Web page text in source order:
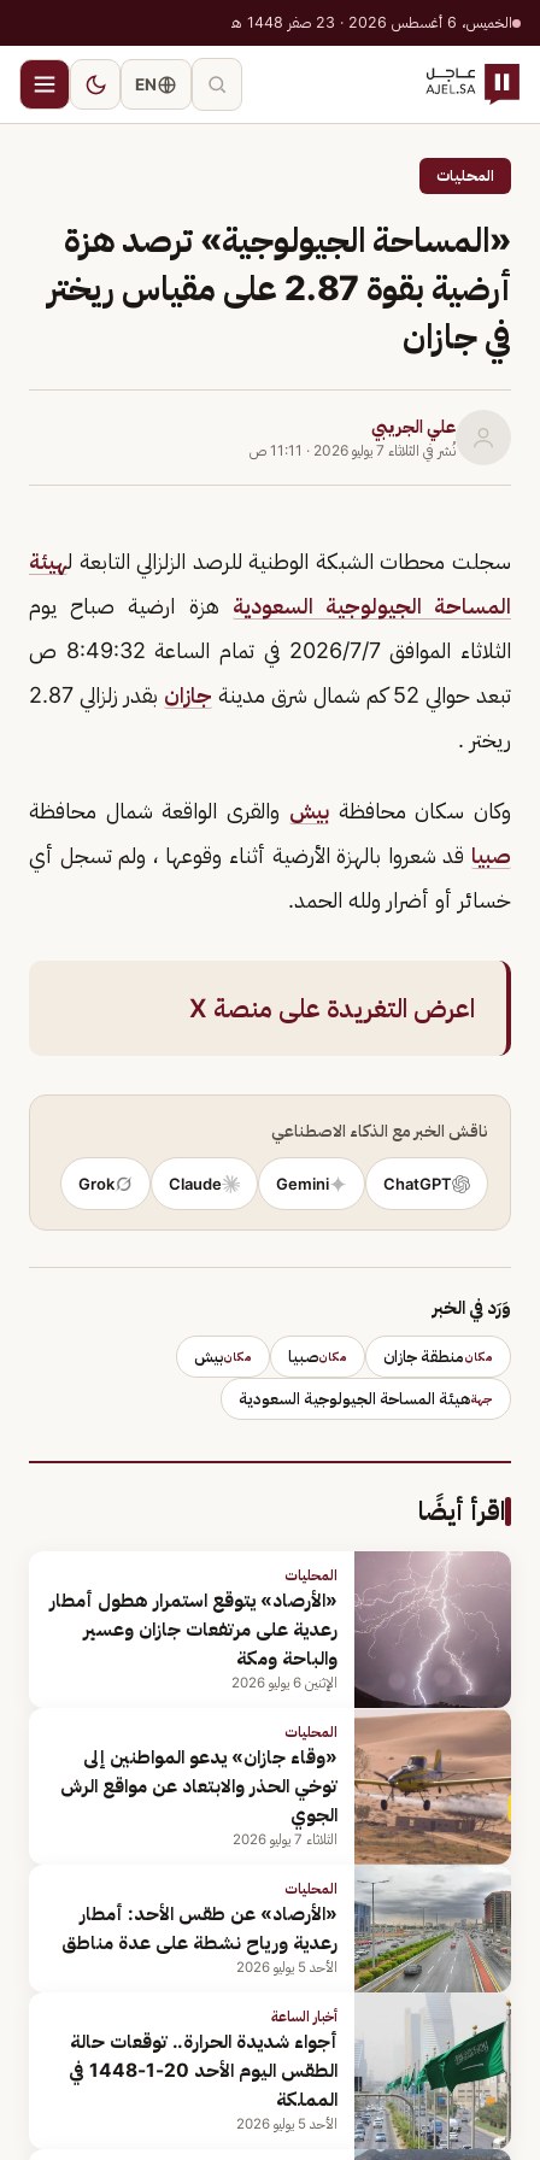
الخميس، 6 أغسطس 2026 · 23 صفر 1448 هـ
EN
المحليات
«‏المساحة الجيولوجية» ترصد هزة
أرضية بقوة 2.87 على مقياس ريختر
في جازان
علي الجريبي
نُشر في الثلاثاء 7 يوليو 2026 · 11:11 ص
سجلت محطات الشبكة الوطنية للرصد الزلزالي التابعة لهيئة
المساحة الجيولوجية السعودية هزة ارضية صباح يوم
الثلاثاء الموافق 2026/7/7 في تمام الساعة 8:49:32 ص
تبعد حوالي 52 كم شمال شرق مدينة
جازان
بقدر زلزالي 2.87
ريختر .
وكان سكان محافظةبيش والقرى الواقعة شمال محافظة
صبيا قد شعروا بالهزة الأرضية أثناء وقوعها ، ولم تسجل أي
خسائر أو أضرار ولله الحمد.
اعرض التغريدة على منصة X
ناقش الخبر مع الذكاء الاصطناعي
ChatGPT
Gemini
Claude
Grok
وَرَد في الخبر
مكانمنطقة جازان مكانصبيا مكانبيش
جهةهيئة المساحة الجيولوجية السعودية
اقرأ أيضًا
المحليات
«الأرصاد» يتوقع استمرار هطول أمطار
رعدية على مرتفعات جازان وعسير
والباحة ومكة
الإثنين 6 يوليو 2026
المحليات
«وقاء جازان» يدعو المواطنين إلى
توخي الحذر والابتعاد عن مواقع الرش
الجوي
الثلاثاء 7 يوليو 2026
المحليات
«الأرصاد» عن طقس الأحد: أمطار
رعدية ورياح نشطة على عدة مناطق
الأحد 5 يوليو 2026
أخبار الساعة
أجواء شديدة الحرارة.. توقعات حالة
الطقس اليوم الأحد 20-1-1448 في
المملكة
الأحد 5 يوليو 2026